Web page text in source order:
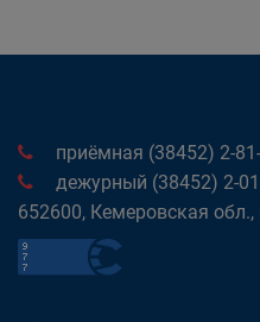
приёмная (38452) 2-
дежурный (38452) 2-
652600, Кемеровская обл.,